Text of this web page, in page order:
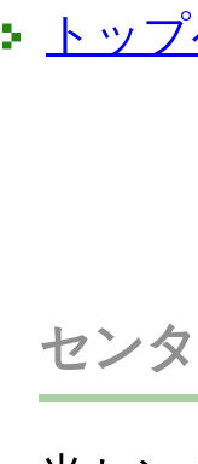
トッ
セン